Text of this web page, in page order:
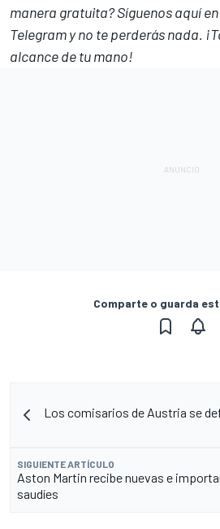
manera gratuita? Síguenosaquí
Telegramy no te perderás nada.
alcance de tu mano!
Comparte o guarda
Los comisarios de Austria se
SIGUIENTE ARTÍCULO
Aston Martin recibe nuevas e
saudíes